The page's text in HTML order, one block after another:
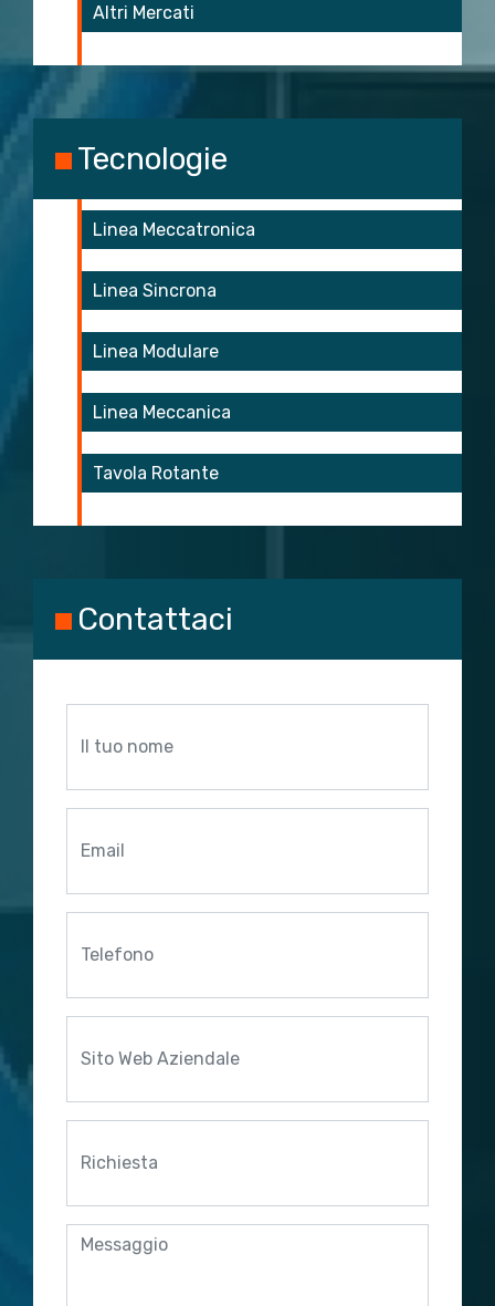
Altri Mercati
Tecnologie
Linea Meccatronica
Linea Sincrona
Linea Modulare
Linea Meccanica
Tavola Rotante
Contattaci